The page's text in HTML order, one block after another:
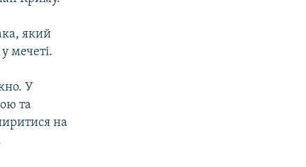
який
мечеті.
У
та
на